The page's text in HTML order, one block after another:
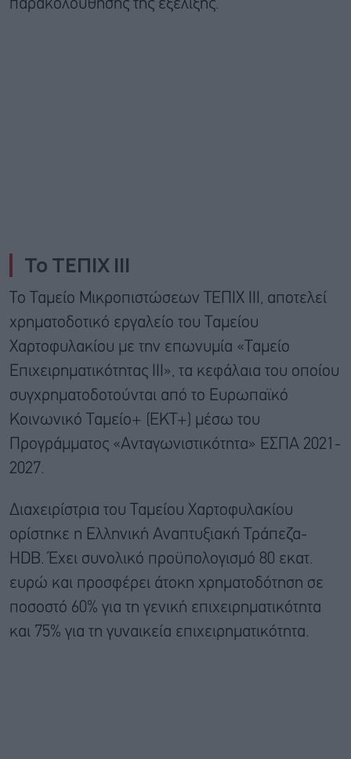
παρακολούθησης της εξέλιξης.
Το ΤΕΠΙΧ ΙΙΙ
Το Ταμείο Μικροπιστώσεων ΤΕΠΙΧ ΙΙΙ, αποτελεί
χρηματοδοτικό εργαλείο του Ταμείου
Χαρτοφυλακίου με την επωνυμία «Ταμείο
Επιχειρηματικότητας ΙΙΙ», τα κεφάλαια του οποίου
συγχρηματοδοτούνται από το Ευρωπαϊκό
Κοινωνικό Ταμείο+ (ΕΚΤ+) μέσω του
Προγράμματος «Ανταγωνιστικότητα» ΕΣΠΑ 2021-
2027.
Διαχειρίστρια του Ταμείου Χαρτοφυλακίου
ορίστηκε η Ελληνική Αναπτυξιακή Τράπεζα-
HDB. Έχει συνολικό προϋπολογισμό 80 εκατ.
ευρώ και προσφέρει άτοκη χρηματοδότηση σε
ποσοστό 60% για τη γενική επιχειρηματικότητα
και 75% για τη γυναικεία επιχειρηματικότητα.